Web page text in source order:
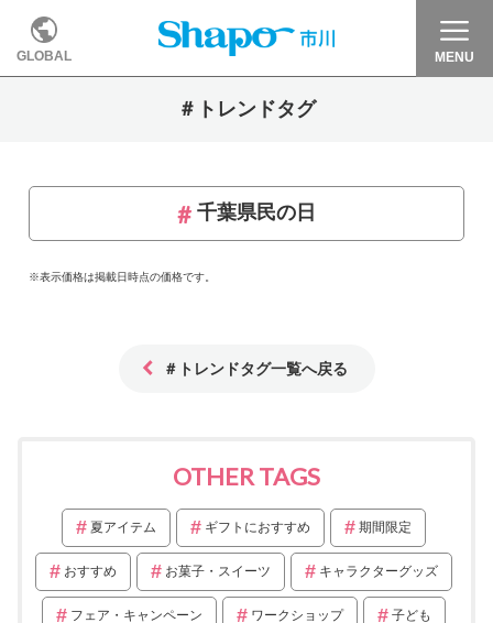
GLOBAL MENU
＃トレンドタグ
千葉県民の日
※表示価格は掲載日時点の価格です。
＃トレンドタグ一覧へ戻る
OTHER TAGS
夏アイテム ギフトにおすすめ 期間限定
おすすめ お菓子・スイーツ キャラクターグッズ
フェア・キャンペーン ワークショップ 子ども